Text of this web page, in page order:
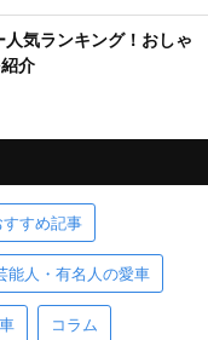
人気ランキング！おしゃ
介
すすめ記事
能人・有名人の愛車
コラム